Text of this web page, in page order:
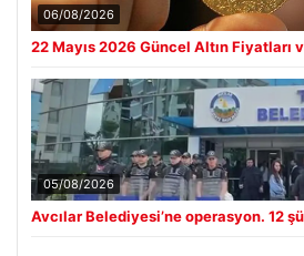
06/08/2026
22 Mayıs 2026 Güncel Altın Fiyatları
05/08/2026
Avcılar Belediyesi’ne operasyon. 12